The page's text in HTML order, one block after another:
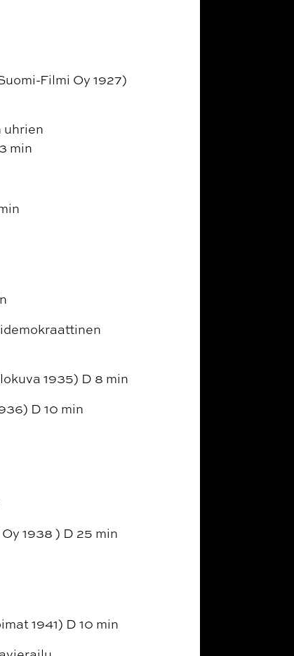
Filmi Oy 1927)
uhrien
min
1935) D 8 min
D 10 min
1938 ) D 25 min
1941) D 10 min